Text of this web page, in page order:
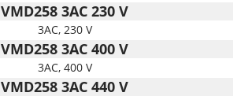
VMD258 3AC 230 V
3AC, 230 V
VMD258 3AC 400 V
3AC, 400 V
VMD258 3AC 440 V